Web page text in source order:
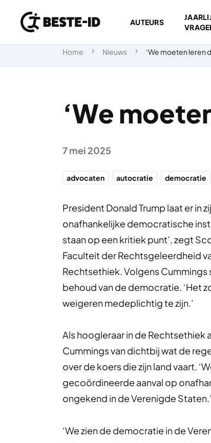
Ga naar inhoud
AUTEURS
Home Nieuws ‘We moeten leren
‘We
7 mei 2025
advocaten autocratie democratie
President Donald Trump laat er in
onafhankelijke democratische
staan op een kritiek punt’, zegt
Faculteit der Rechtsgeleerdheid
Rechtsethiek. Volgens
behoud van de democratie. ‘Het
weigeren medeplichtig te zijn.’
Als hoogleraar in de Rechtsethiek
Cummings van dichtbij wat de
over de koers die zijn land vaart.
gecoördineerde aanval op
ongekend in de Verenigde Staten.’
‘We zien de democratie in de